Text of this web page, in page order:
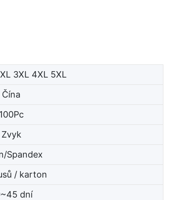
3XL 4XL 5XL
Čína
100Pc
Zvyk
Spandex
/ karton
dní